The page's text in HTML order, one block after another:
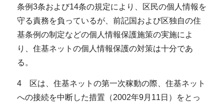
条例3条および14条の規定により、区民の個人情報を
守る責務を負っているが、前記国および区独自の住
基条例の制定などの個人情報保護施策の実施によ
り、住基ネットの個人情報保護の対策は十分であ
る。
4 区は、住基ネットの第一次稼動の際、住基ネット
への接続を中断した措置（2002年9月11日）をとっ